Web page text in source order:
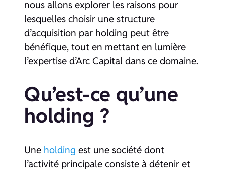
nous allons explorer les raisons pour
lesquelles choisir une structure
d’acquisition par holding peut être
bénéfique, tout en mettant en lumière
l’expertise d’Arc Capital dans ce domaine.
Qu’est-ce qu’une
holding ?
Une holding est une société dont
l’activité principale consiste à détenir et